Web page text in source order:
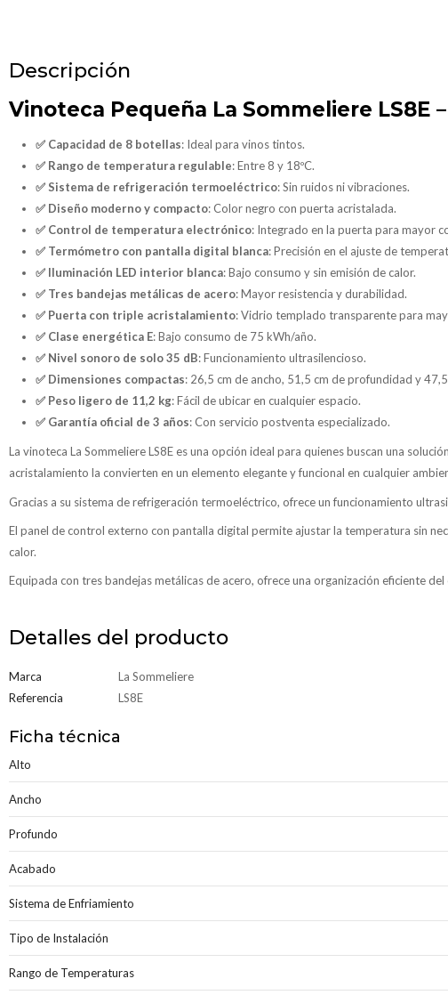
Descripción
Vinoteca Pequeña La Sommeliere LS8E
✅ Capacidad de 8 botellas: Ideal para vinos tintos.
✅ Rango de temperatura regulable: Entre 8 y 18ºC.
✅ Sistema de refrigeración termoeléctrico: Sin ruidos ni vibraciones.
✅ Diseño moderno y compacto: Color negro con puerta acristalada.
✅ Control de temperatura electrónico: Integrado en la puerta para mayor
✅ Termómetro con pantalla digital blanca: Precisión en el ajuste de
✅ Iluminación LED interior blanca: Bajo consumo y sin emisión de calor.
✅ Tres bandejas metálicas de acero: Mayor resistencia y durabilidad.
✅ Puerta con triple acristalamiento: Vidrio templado transparente para
✅ Clase energética E: Bajo consumo de 75 kWh/año.
✅ Nivel sonoro de solo 35 dB: Funcionamiento ultrasilencioso.
✅ Dimensiones compactas: 26,5 cm de ancho, 51,5 cm de profundidad y
✅ Peso ligero de 11,2 kg: Fácil de ubicar en cualquier espacio.
✅ Garantía oficial de 3 años: Con servicio postventa especializado.
La vinoteca La Sommeliere LS8E es una opción ideal para quienes buscan una
acristalamiento la convierten en un elemento elegante y funcional en cualquier
Gracias a su sistema de refrigeración termoeléctrico, ofrece un funcionamiento
El panel de control externo con pantalla digital permite ajustar la temperatura sin
calor.
Equipada con tres bandejas metálicas de acero, ofrece una organización eficiente
Detalles del producto
Marca
La Sommeliere
Referencia
LS8E
Ficha técnica
Alto
Ancho
Profundo
Acabado
Sistema de Enfriamiento
Tipo de Instalación
Rango de Temperaturas